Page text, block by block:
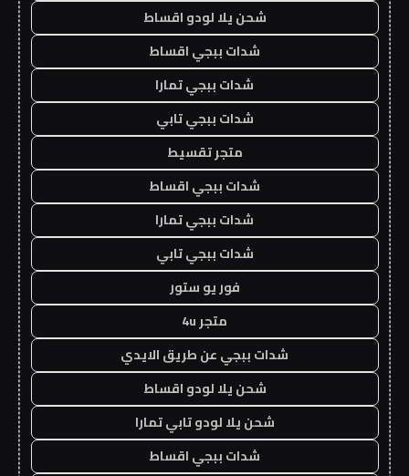
شحن يلا لودو اقساط
شدات ببجي اقساط
شدات ببجي تمارا
شدات ببجي تابي
متجر تقسيط
شدات ببجي اقساط
شدات ببجي تمارا
شدات ببجي تابي
فور يو ستور
متجر 4u
شدات ببجي عن طريق الايدي
شحن يلا لودو اقساط
شحن يلا لودو تابي تمارا
شدات ببجي اقساط